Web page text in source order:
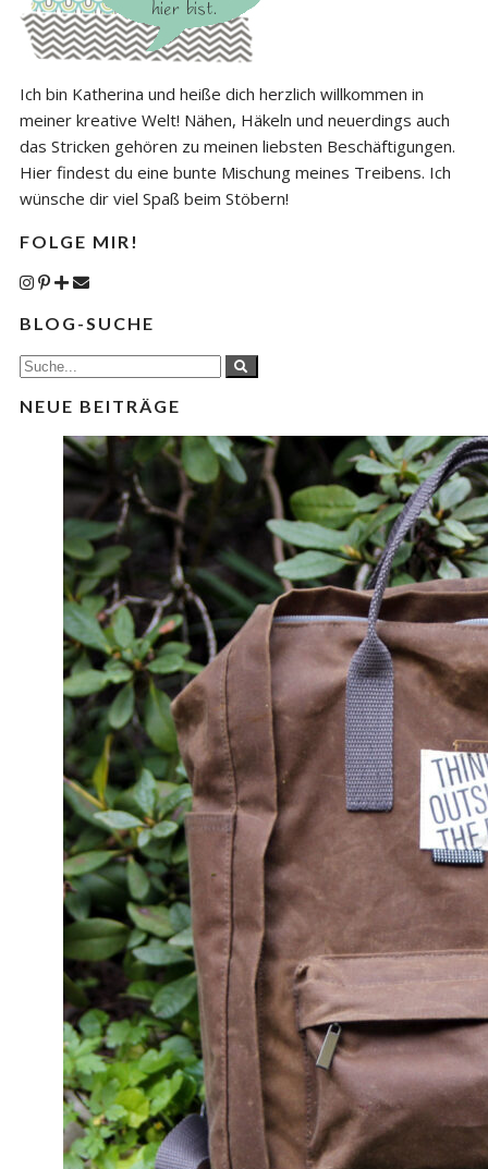
Ich bin Katherina und heiße dich herzlich willkommen in
meiner kreative Welt! Nähen, Häkeln und neuerdings auch
das Stricken gehören zu meinen liebsten Beschäftigungen.
Hier findest du eine bunte Mischung meines Treibens. Ich
wünsche dir viel Spaß beim Stöbern!
FOLGE MIR!
BLOG-SUCHE
NEUE BEITRÄGE